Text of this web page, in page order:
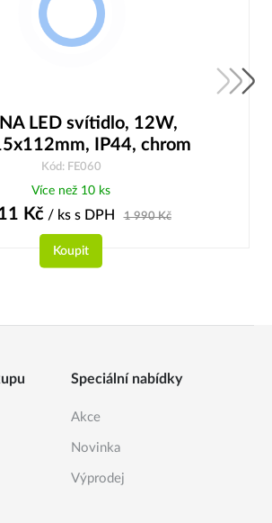
LED svítidlo, 12W,
IP44, chrom
Kód: FE060
Více než 10 ks
Kč/ ks s DPH 1 990Kč
Koupit
Speciální nabídky
Akce
Novinka
Výprodej